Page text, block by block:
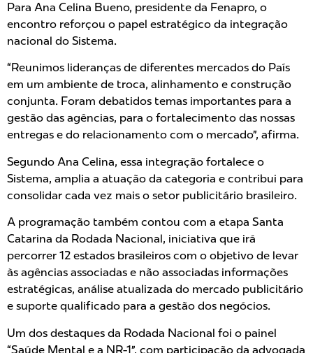
Para Ana Celina Bueno, presidente da Fenapro, o
encontro reforçou o papel estratégico da integração
nacional do Sistema.
“Reunimos lideranças de diferentes mercados do País
em um ambiente de troca, alinhamento e construção
conjunta. Foram debatidos temas importantes para a
gestão das agências, para o fortalecimento das nossas
entregas e do relacionamento com o mercado”, afirma.
Segundo Ana Celina, essa integração fortalece o
Sistema, amplia a atuação da categoria e contribui para
consolidar cada vez mais o setor publicitário brasileiro.
A programação também contou com a etapa Santa
Catarina da Rodada Nacional, iniciativa que irá
percorrer 12 estados brasileiros com o objetivo de levar
às agências associadas e não associadas informações
estratégicas, análise atualizada do mercado publicitário
e suporte qualificado para a gestão dos negócios.
Um dos destaques da Rodada Nacional foi o painel
“Saúde Mental e a NR-1”, com participação da advogada